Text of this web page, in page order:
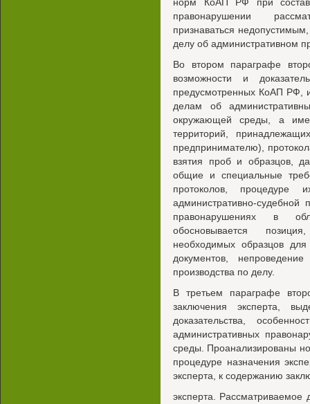
правонарушении
признаваться
делу об административном
Во втором параграфе
возможности и
предусмотренных КоАП РФ,
делам об
окружающей среды, а
территорий,
предпринимателю),
взятия проб и образцов,
общие и специальные
протоколов, процедуре
административно-
правонарушениях в
обосновывается
необходимых образцов
документов,
производства по делу.
В третьем параграфе
заключения эксперта,
доказательства,
административных
среды. Проанализированы
процедуре назначения
эксперта, к содержанию
эксперта. Рассматриваемое